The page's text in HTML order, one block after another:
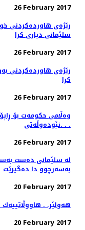
26 February 2017
رێژه‌ی هاورده‌كردنی
سلێمانی دیاری كرا
26 February 2017
رێژه‌ی هاورده‌كردنی
كرا
26 February 2017
وەڵامی حکومەت بۆ
نێودەوڵەتى. . .
26 February 2017
به‌سه‌رچوو دا ده‌گیرێت
20 February 2017
هەولێر. .
20 February 2017